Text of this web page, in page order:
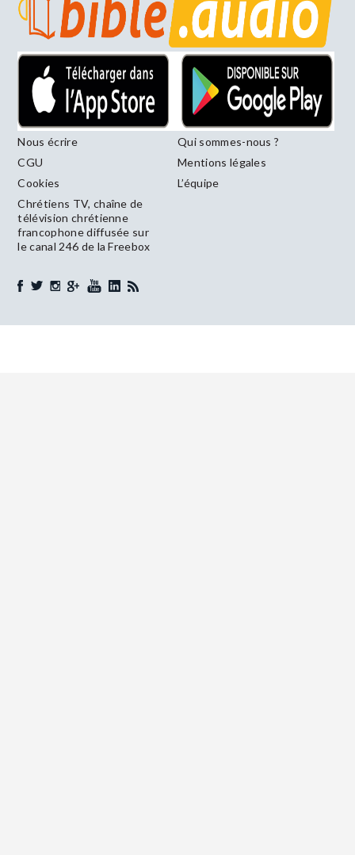
Nous écrire
Qui sommes-nous ?
CGU
Mentions légales
Cookies
L’équipe
Chrétiens TV, chaîne de
télévision chrétienne
francophone diffusée sur
le canal 246 de la Freebox